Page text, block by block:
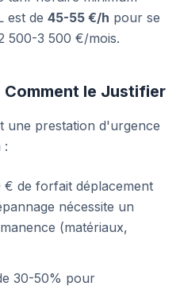
est de 45-55 €/h pour se
500-3 500 €/mois.
le Justifier
une prestation d'urgence
:
€ de forfait déplacement
nécessite un
(matériaux,
30-50% pour